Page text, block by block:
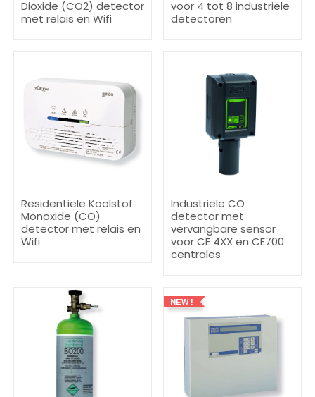
Dioxide (CO2) detector
met relais en Wifi
voor 4 tot 8 industriële
detectoren
Residentiële Koolstof
Monoxide (CO)
detector met relais en
Wifi
Industriële CO
detector met
vervangbare sensor
voor CE 4XX en CE700
centrales
NEW !